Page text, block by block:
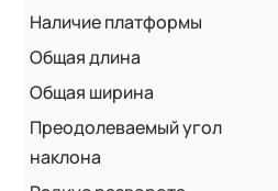
Наличие платформы
Общая длина
Общая ширина
Преодолеваемый угол
наклона